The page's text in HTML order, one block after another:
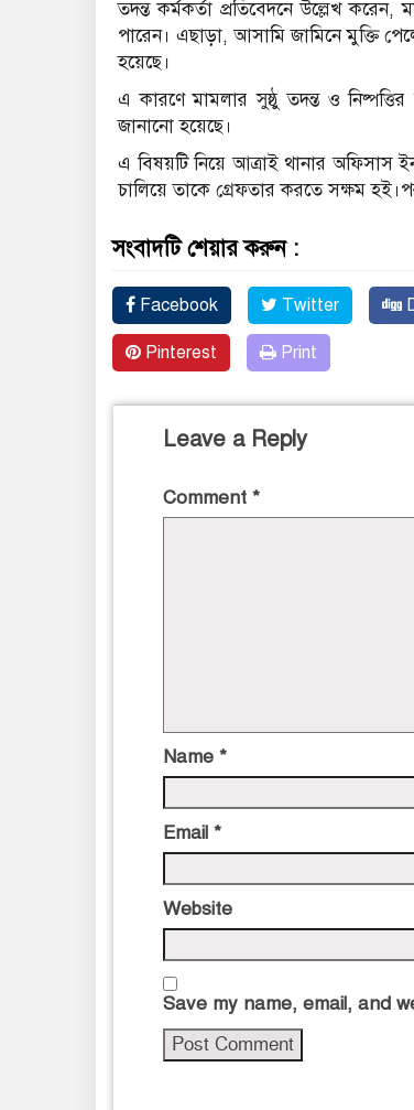
তদন্ত কর্মকর্তা প্রতিবেদনে উল্লেখ
পারেন। এছাড়া, আসামি জামিনে মুক্তি
হয়েছে।
এ কারণে মামলার সুষ্ঠু তদন্ত ও
জানানো হয়েছে।
এ বিষয়টি নিয়ে আত্রাই থানার অফিসাস
চালিয়ে তাকে গ্রেফতার করতে সক্ষম
সংবাদটি শেয়ার করুন :
Facebook Twitter
Pinterest Print
Leave a Reply
Comment *
Name *
Email *
Website
Save my name, email, and